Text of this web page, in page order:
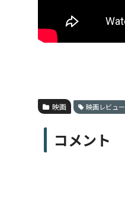
映画 映画レビュー
コメント